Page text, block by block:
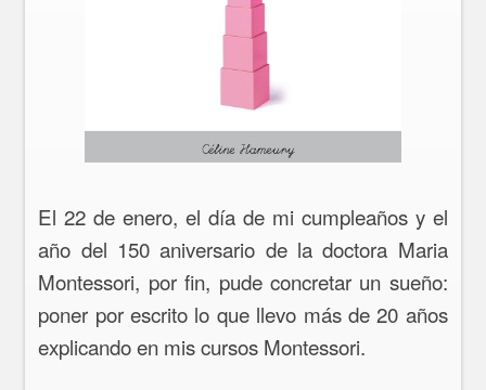
El 22 de enero, el día de mi cumpleaños y el
año del 150 aniversario de la doctora Maria
Montessori, por fin, pude concretar un sueño:
poner por escrito lo que llevo más de 20 años
explicando en mis cursos Montessori.